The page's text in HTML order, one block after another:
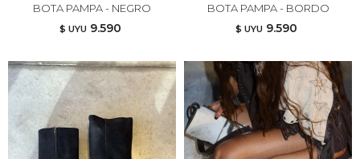
BOTA PAMPA - NEGRO
$ UYU 9.590
BOTA PAMPA - BORDO
$ UYU 9.590